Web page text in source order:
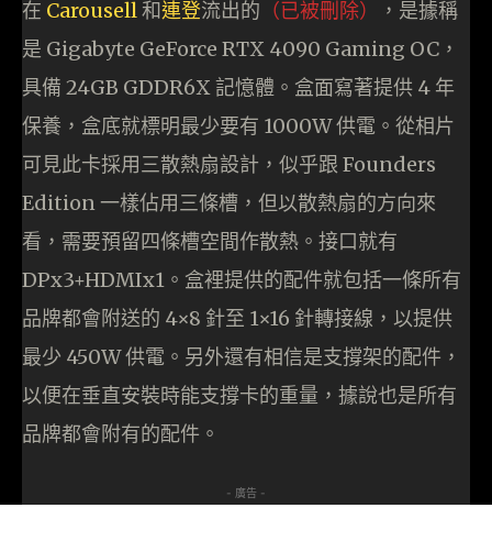
在 Carousell和連登流出的 （已被刪除）
，是據稱
是 Gigabyte GeForce RTX 4090 Gaming OC，
具備 24GB GDDR6X 記憶體。盒面寫著提供 4 年
保養，盒底就標明最少要有 1000W 供電。從相片
可見此卡採用三散熱扇設計，似乎跟 Founders
Edition 一樣佔用三條槽，但以散熱扇的方向來
看，需要預留四條槽空間作散熱。接口就有
DPx3+HDMIx1。盒裡提供的配件就包括一條所有
品牌都會附送的 4×8 針至 1×16 針轉接線，以提供
最少 450W 供電。另外還有相信是支撐架的配件，
以便在垂直安裝時能支撐卡的重量，據說也是所有
品牌都會附有的配件。
- 廣告 -